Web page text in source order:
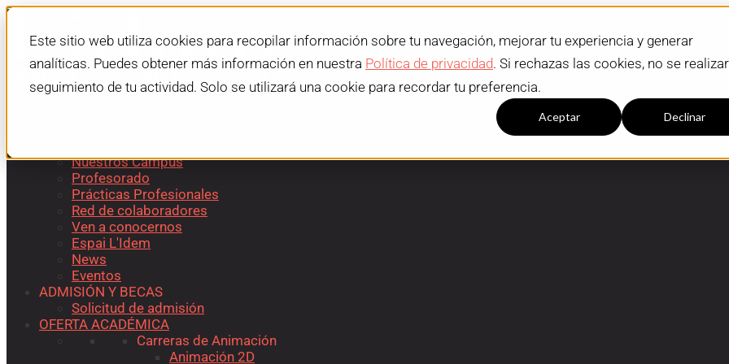
Este sitio web utiliza cookies para recopilar información sobre tu navegación, mejorar tu experiencia y generar
analíticas. Puedes obtener más información en nuestra Política de privacidad. Si rechazas las cookies, no se
seguimiento de tu actividad. Solo se utilizará una cookie para recordar tu preferencia.
Aceptar Declinar
Nuestros Campus
Profesorado
Prácticas Profesionales
Red de colaboradores
Ven a conocernos
Espai L'Idem
News
Eventos
ADMISIÓN Y BECAS
Solicitud de admisión
OFERTA ACADÉMICA
Carreras de Animación
Animación 2D